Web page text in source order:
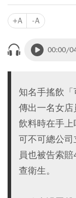
+A -A
00:00/
知名手搖飲「
傳出一名女
飲料時在手上
可不可總公
員也被告索
查衛生。